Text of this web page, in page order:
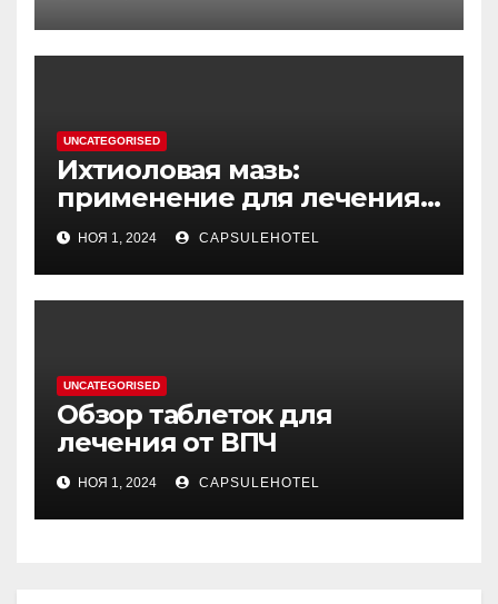
процессе стирки
UNCATEGORISED
Ихтиоловая мазь:
применение для лечения
фурункулов
НОЯ 1, 2024 CAPSULEHOTEL
UNCATEGORISED
Обзор таблеток для
лечения от ВПЧ
НОЯ 1, 2024 CAPSULEHOTEL